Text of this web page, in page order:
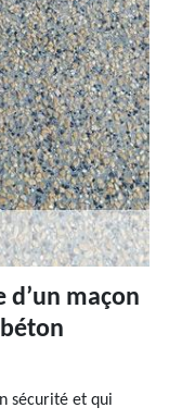
d’un maçon
sécurité et qui